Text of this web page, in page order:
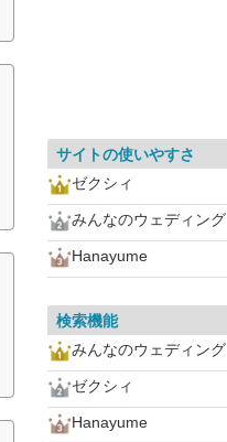
サイトの使いやすさ
ゼクシィ
みんなのウェディング
Hanayume
検索機能
みんなのウェディング
ゼクシィ
Hanayume